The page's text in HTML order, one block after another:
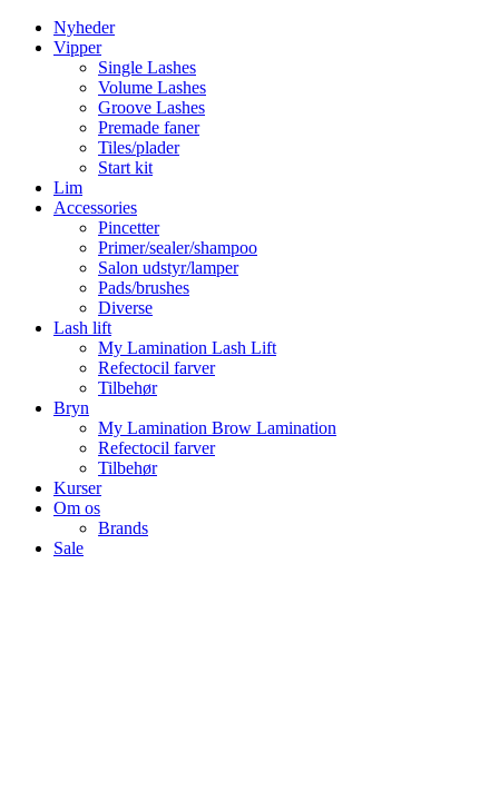
Nyheder
Vipper
Single Lashes
Volume Lashes
Groove Lashes
Premade faner
Tiles/plader
Start kit
Lim
Accessories
Pincetter
Primer/sealer/shampoo
Salon udstyr/lamper
Pads/brushes
Diverse
Lash lift
My Lamination Lash Lift
Refectocil farver
Tilbehør
Bryn
My Lamination Brow Lamination
Refectocil farver
Tilbehør
Kurser
Om os
Brands
Sale